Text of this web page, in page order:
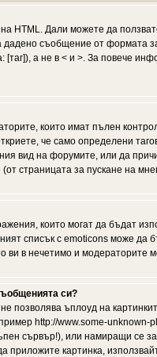
HTML. Дали можете да
съобщение от формата
[таг]), а не в < и >. За повече
които имат пълен
че само определени
вид на форумите, или да
страницата за пускане на
които могат да бъдат
списък с emoticons може да
в нечетимо и модераторите
си?
позволява ъплоуд на
http://www.some-
сървър!), или намиращи се
приложите картинка,